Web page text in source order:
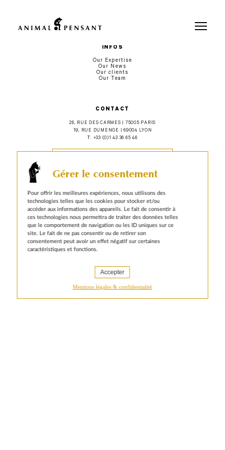
Gérer le consentement
Pour offrir les meilleures expériences, nous utilisons des
technologies telles que les cookies pour stocker et/ou
accéder aux informations des appareils. Le fait de consentir à
ces technologies nous permettra de traiter des données telles
que le comportement de navigation ou les ID uniques sur ce
site. Le fait de ne pas consentir ou de retirer son
consentement peut avoir un effet négatif sur certaines
caractéristiques et fonctions.
Accepter
Mentions légales & confidentialité
FacebookLinkedin Twitter Instagram
SUBSCRIBE TO OUR NEWSLETTER
CONTACT
26, RUE DES CARMES | 75005 PARIS
19, RUE DUMENGE | 69004 LYON
T. +33 (0)1 43 36 65 46
YOU'VE GOT TALENT
INFOS
Our Expertise
Our News
Our clients
Our Team